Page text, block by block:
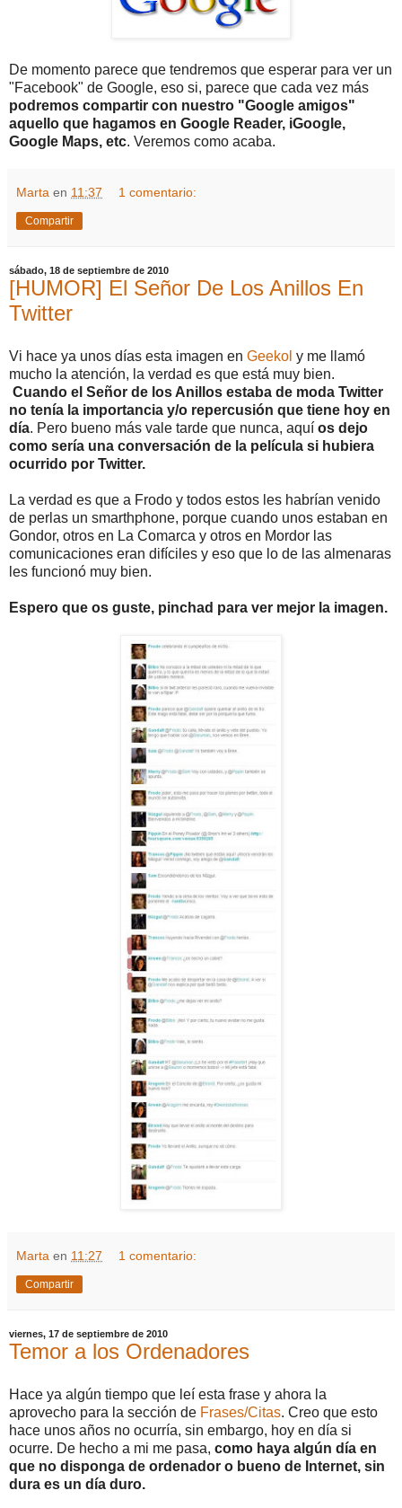
De momento parece que tendremos que esperar para ver un
"Facebook" de Google, eso si, parece que cada vez más
podremos compartir con nuestro "Google amigos"
aquello que hagamos en Google Reader, iGoogle,
Google Maps, etc. Veremos como acaba.
Marta en 11:37 1 comentario:
Compartir
sábado, 18 de septiembre de 2010
[HUMOR] El Señor De Los Anillos En
Twitter
Vi hace ya unos días esta imagen en Geekol y me llamó
mucho la atención, la verdad es que está muy bien.
Cuando el Señor de los Anillos estaba de moda Twitter
no tenía la importancia y/o repercusión que tiene hoy en
día. Pero bueno más vale tarde que nunca, aquí os dejo
como sería una conversación de la película si hubiera
ocurrido por Twitter.
La verdad es que a Frodo y todos estos les habrían venido
de perlas un smarthphone, porque cuando unos estaban en
Gondor, otros en La Comarca y otros en Mordor las
comunicaciones eran difíciles y eso que lo de las almenaras
les funcionó muy bien.
Espero que os guste, pinchad para ver mejor la imagen.
Marta en 11:27 1 comentario:
Compartir
viernes, 17 de septiembre de 2010
Temor a los Ordenadores
Hace ya algún tiempo que leí esta frase y ahora la
aprovecho para la sección de Frases/Citas. Creo que esto
hace unos años no ocurría, sin embargo, hoy en día si
ocurre. De hecho a mi me pasa, como haya algún día en
que no disponga de ordenador o bueno de Internet, sin
dura es un día duro.